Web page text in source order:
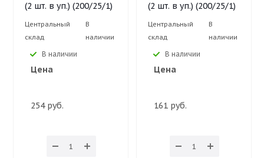
(2 шт. в уп.) (200/25/1)
Центральный
склад
В
наличии
В наличии
Цена
254 руб.
(2 шт. в уп.) (200/25/1)
Центральный
склад
В
наличии
В наличии
Цена
161 руб.